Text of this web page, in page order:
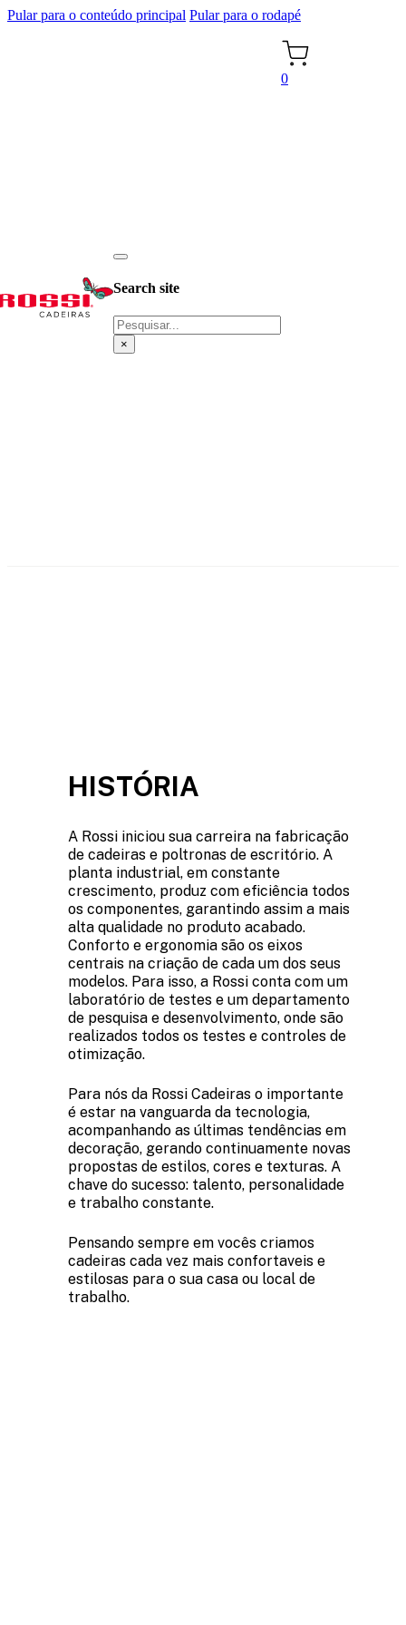
Pular para o conteúdo principal Pular para o rodapé
Search site
Pesquisar
×
0
HISTÓRIA
A Rossi iniciou sua carreira na fabricação
de cadeiras e poltronas de escritório. A
planta industrial, em constante
crescimento, produz com eficiência todos
os componentes, garantindo assim a mais
alta qualidade no produto acabado.
Conforto e ergonomia são os eixos
centrais na criação de cada um dos seus
modelos. Para isso, a Rossi conta com um
laboratório de testes e um departamento
de pesquisa e desenvolvimento, onde são
realizados todos os testes e controles de
otimização.
Para nós da Rossi Cadeiras o importante
é estar na vanguarda da tecnologia,
acompanhando as últimas tendências em
decoração, gerando continuamente novas
propostas de estilos, cores e texturas. A
chave do sucesso: talento, personalidade
e trabalho constante.
Pensando sempre em vocês criamos
cadeiras cada vez mais confortaveis e
estilosas para o sua casa ou local de
trabalho.